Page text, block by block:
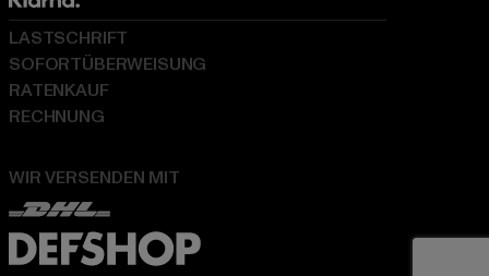
WIR VERSENDEN MIT
LASTSCHRIFT
SOFORTÜBERWEISUNG
RATENKAUF
RECHNUNG